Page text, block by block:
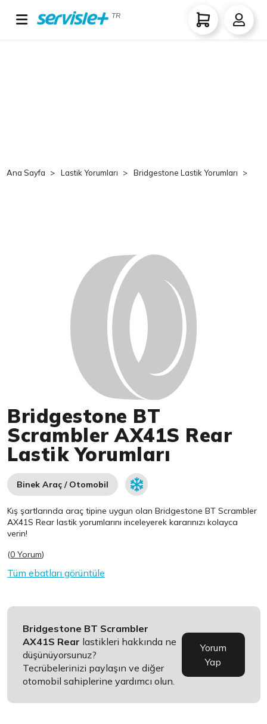
TR
Ana Sayfa Lastik Yorumları Bridgestone Lastik Yorumları
Bridgestone BT
Scrambler AX41S Rear
Lastik Yorumları
Binek Araç / Otomobil
Kış şartlarında araç tipine uygun olanBridgestone BT Scrambler
AX41S Rear lastik yorumlarını inceleyerek kararınızı kolayca
verin!
(0 Yorum)
Tüm ebatları görüntüle
Bridgestone BT Scrambler
AX41S Rear lastikleri hakkında ne
düşünüyorsunuz?
Tecrübelerinizi paylaşın ve diğer
otomobil sahiplerine yardımcı olun.
Yorum
Yap